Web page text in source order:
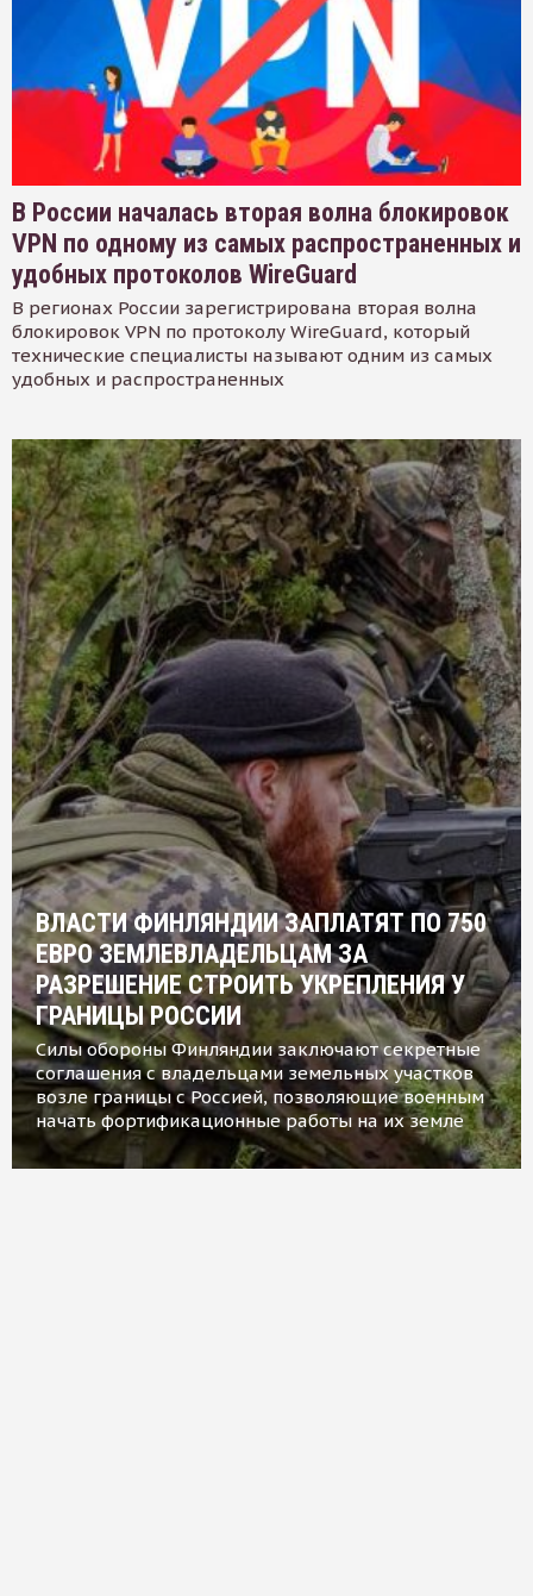
В России началась вторая волна блокировок
VPN по одному из самых распространенных и
удобных протоколов WireGuard
В регионах России зарегистрирована вторая волна
блокировок VPN по протоколу WireGuard, который
технические специалисты называют одним из самых
удобных и распространенных
ВЛАСТИ ФИНЛЯНДИИ ЗАПЛАТЯТ ПО 750
ЕВРО ЗЕМЛЕВЛАДЕЛЬЦАМ ЗА
РАЗРЕШЕНИЕ СТРОИТЬ УКРЕПЛЕНИЯ У
ГРАНИЦЫ РОССИИ
Силы обороны Финляндии заключают секретные
соглашения с владельцами земельных участков
возле границы с Россией, позволяющие военным
начать фортификационные работы на их земле